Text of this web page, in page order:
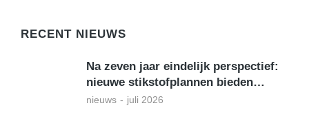
RECENT NIEUWS
Na zeven jaar eindelijk perspectief:
nieuwe stikstofplannen bieden…
nieuws juli 2026